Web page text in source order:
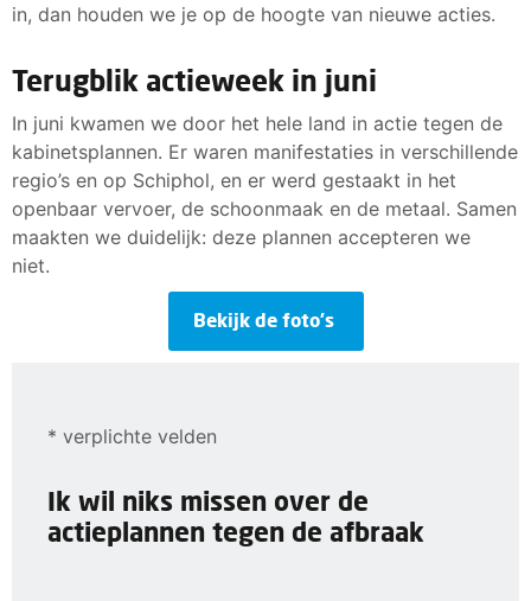
in, dan houden we je op de hoogte van nieuwe acties.
Terugblik actieweek in juni
In juni kwamen we door het hele land in actie tegen de
kabinetsplannen. Er waren manifestaties in verschillende
regio’s en op Schiphol, en er werd gestaakt in het
openbaar vervoer, de schoonmaak en de metaal. Samen
maakten we duidelijk: deze plannen accepteren we
niet.
Bekijk de foto’s
* verplichte velden
Ik wil niks missen over de
actieplannen tegen de afbraak